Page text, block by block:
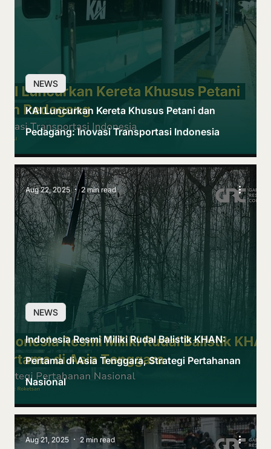
KAI Luncurkan Kereta Khusus Petani dan
Pedagang: Inovasi Transportasi Indonesia
NEWS
Indonesia Resmi Miliki Rudal Balistik KHAN:
Pertama di Asia Tenggara, Strategi Pertahanan
Nasional
NEWS
Aug 22, 2025 2 min read
Aug 21, 2025 2 min read